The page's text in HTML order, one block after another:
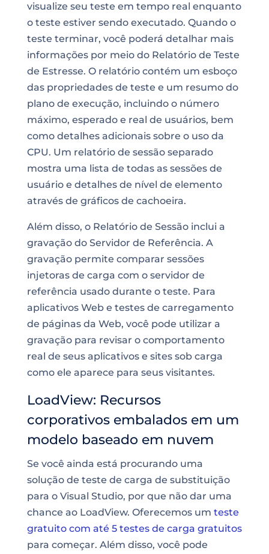
visualize seu teste em tempo real enquanto
o teste estiver sendo executado. Quando o
teste terminar, você poderá detalhar mais
informações por meio do Relatório de Teste
de Estresse. O relatório contém um esboço
das propriedades de teste e um resumo do
plano de execução, incluindo o número
máximo, esperado e real de usuários, bem
como detalhes adicionais sobre o uso da
CPU. Um relatório de sessão separado
mostra uma lista de todas as sessões de
usuário e detalhes de nível de elemento
através de gráficos de cachoeira.
Além disso, o Relatório de Sessão inclui a
gravação do Servidor de Referência. A
gravação permite comparar sessões
injetoras de carga com o servidor de
referência usado durante o teste. Para
aplicativos Web e testes de carregamento
de páginasda Web, você pode utilizar a
gravação para revisar o comportamento
real de seus aplicativos e sites sob carga
como ele aparece para seus visitantes.
LoadView: Recursos
corporativos embalados em um
modelo baseado em nuvem
Se você ainda está procurando uma
solução de teste de carga de substituição
para o Visual Studio, por que não dar uma
chance ao LoadView. Oferecemos um teste
gratuito com até 5 testes de carga gratuitos
para começar. Além disso, você pode